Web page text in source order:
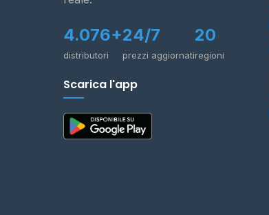
4.076+
distributori
24/7
prezzi aggiornati
20
regioni
Scarica l'app